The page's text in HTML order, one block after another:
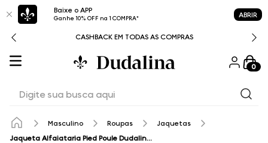
Baixe o APP
Ganhe 10% OFF na 1 COMPRA* ABRIR
CASHBACK EM TODAS AS COMPRAS
0
Masculino Roupas
Jaquetas
Jaqueta Alfaiataria Pied Poule Dudalina Masculina